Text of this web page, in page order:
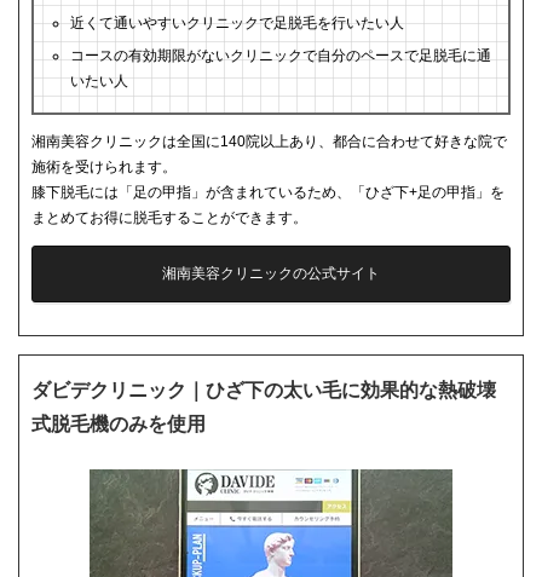
近くて通いやすいクリニックで足脱毛を行いたい人
コースの有効期限がないクリニックで自分のペースで足脱毛に通
いたい人
湘南美容クリニックは全国に140院以上あり、都合に合わせて好きな院で
施術を受けられます。
膝下脱毛には「足の甲指」が含まれているため、「ひざ下+足の甲指」を
まとめてお得に脱毛することができます。
湘南美容クリニックの公式サイト
ダビデクリニック｜ひざ下の太い毛に効果的な熱破壊
式脱毛機のみを使用